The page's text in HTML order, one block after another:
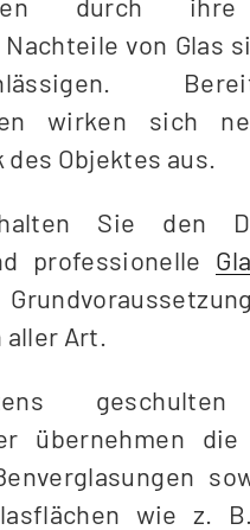
von Glas
wirken sich
Objektes aus.
Sie den
professionelle
Art.
übernehmen
wie z.